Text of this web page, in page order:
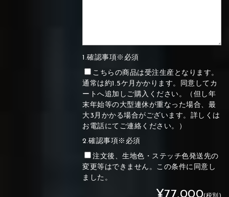
1.確認事項※必須
こちらの商品は受注生産となります。
通常は約1.5ケ月かかります。同意してカ
ートへ追加しご購入ください。（但し年
末年始等の大型連休が重なった場合、最
大3月かかる場合がございます。詳しくは
お電話にてご連絡ください。）
2.確認事項※必須
注文後、生地色・ステッチ色発送先の
変更等はできません。この条件に同意し
ました。